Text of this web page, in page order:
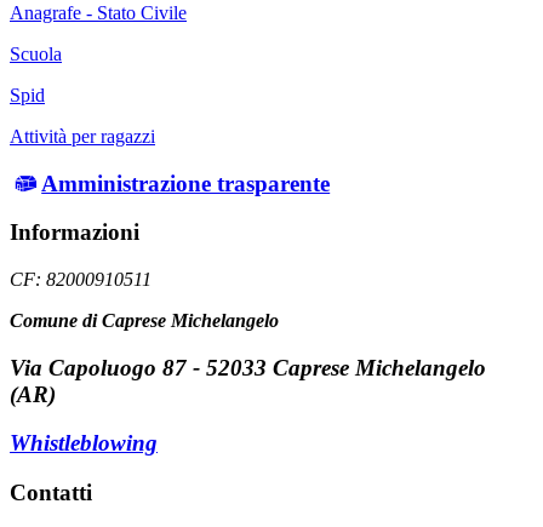
Anagrafe - Stato Civile
Scuola
Spid
Attività per ragazzi
Amministrazione trasparente
Informazioni
CF: 82000910511
Comune di Caprese Michelangelo
Via Capoluogo 87 - 52033 Caprese Michelangelo
(AR)
Whistleblowing
Contatti